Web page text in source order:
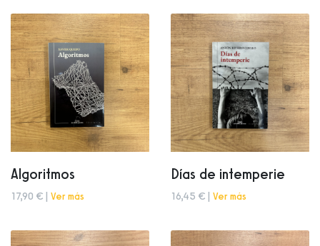
Algoritmos
17,90 € | Ver más
Días de intemperie
16,45 € | Ver más